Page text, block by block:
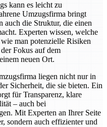
kann es leicht zu
Umzugsfirma bringt
auch die Struktur, die einen
Experten wissen, welche
man potenzielle Risiken
Fokus auf dem
neuen Ort.
liegen nicht nur in
Sicherheit, die sie bieten. Ein
für Transparenz, klare
– auch bei
Mit Experten an Ihrer Seite
sondern auch effizienter und